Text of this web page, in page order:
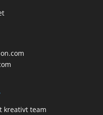
kreativt team